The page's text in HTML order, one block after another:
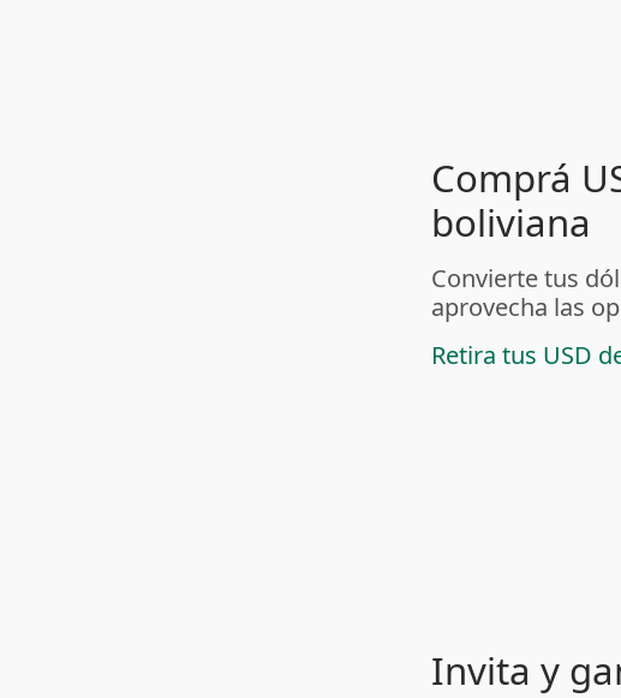
Comprá
boliviana
Convierte tus
aprovecha las
Retira tus USD
Invita y